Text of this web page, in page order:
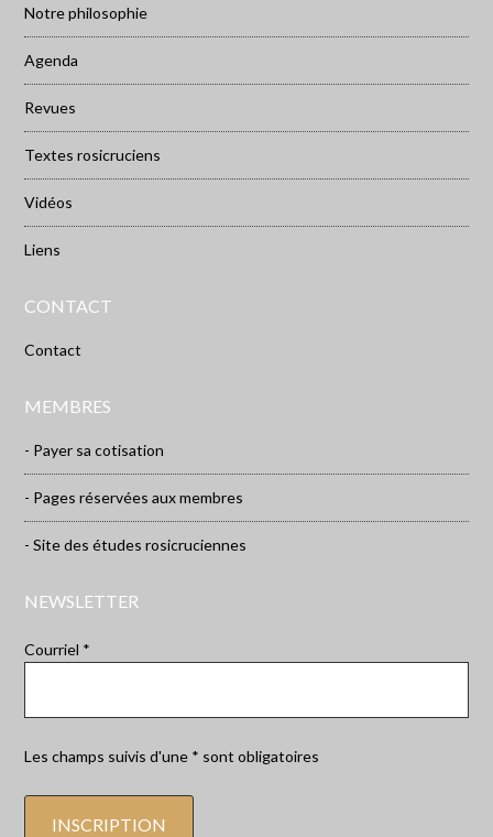
Notre philosophie
Agenda
Revues
Textes rosicruciens
Vidéos
Liens
CONTACT
Contact
MEMBRES
- Payer sa cotisation
- Pages réservées aux membres
- Site des études rosicruciennes
NEWSLETTER
Courriel *
Les champs suivis d'une * sont obligatoires